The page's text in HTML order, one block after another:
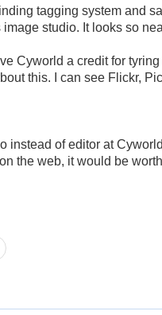
tagging system and
studio. It looks so
Cyworld a credit for
this. I can see Flickr,
instead of editor at
the web, it would be